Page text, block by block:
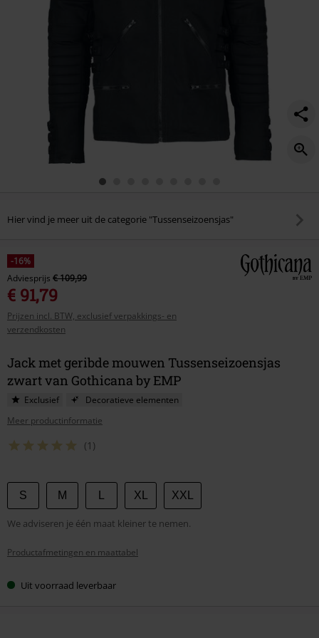
Hier vind je meer uit de categorie "Tussenseizoensjas"
-16%
Adviesprijs € 109,99
€ 91,79
Prijzen incl. BTW, exclusief verpakkings- en
verzendkosten
Jack met geribde mouwen Tussenseizoensjas
zwart van Gothicana by EMP
Exclusief
Decoratieve elementen
Meer productinformatie
(1)
Kies
je
maat
S M XL XXL
We adviseren je één maat kleiner te nemen.
Productafmetingen en maattabel
Uit voorraad leverbaar